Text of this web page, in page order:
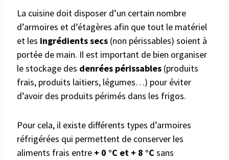
La cuisine doit disposer d’un certain nombre
d’armoires et d’étagères afin que tout le matériel
et les ingrédients secs (non périssables) soient à
portée de main. Il est important de bien organiser
le stockage des denrées périssables (produits
frais, produits laitiers, légumes…) pour éviter
d’avoir des produits périmés dans les frigos.
Pour cela, il existe différents types d’armoires
réfrigérées qui permettent de conserver les
aliments frais entre + 0 °C et + 8 °C sans